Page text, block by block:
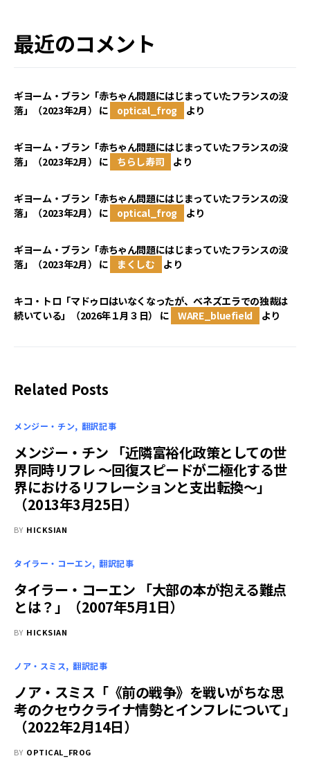
最近のコメント
ギヨーム・ブラン「赤ちゃん問題にはじまっていたフランスの没
落」（2023年2月） に optical_frog より
ギヨーム・ブラン「赤ちゃん問題にはじまっていたフランスの没
落」（2023年2月） に ちらし寿司 より
ギヨーム・ブラン「赤ちゃん問題にはじまっていたフランスの没
落」（2023年2月） に optical_frog より
ギヨーム・ブラン「赤ちゃん問題にはじまっていたフランスの没
落」（2023年2月） に まくしむ より
キコ・トロ「マドゥロはいなくなったが、ベネズエラでの独裁は
続いている」（2026年１月３日）
に WARE_bluefield より
Related Posts
メンジー・チン 翻訳記事
メンジー・チン 「近隣富裕化政策としての世
界同時リフレ ～回復スピードが二極化する世
界におけるリフレーションと支出転換～」
（2013年3月25日）
BY HICKSIAN
タイラー・コーエン 翻訳記事
タイラー・コーエン 「大部の本が抱える難点
とは？」（2007年5月1日）
BY HICKSIAN
ノア・スミス 翻訳記事
ノア・スミス「《前の戦争》を戦いがちな思
考のクセ――ウクライナ情勢とインフレについて」
（2022年2月14日）
BY OPTICAL_FROG